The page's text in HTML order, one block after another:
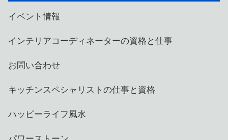
イベント情報
インテリアコーディネーターの資格と仕事
お問い合わせ
キッチンスペシャリストの仕事と資格
ハッピーライフ風水